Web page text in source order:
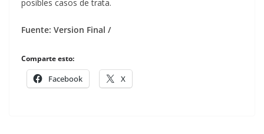
posibles casos de trata.
Fuente: Version Final /
Comparte esto:
Facebook X